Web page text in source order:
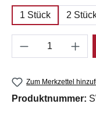
1 Stück 2
Produkt
Zum Merkzettel
Produktnummer: